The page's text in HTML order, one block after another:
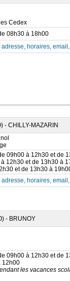
Cedex
08h30 à 18h00
horaires,
- CHILLY-MAZARIN
09h00 à 12h30 et de
12h30 et de 13h30 à
et de 13h30 à
horaires,
- BRUNOY
09h00 à 12h30 et de
12h00
les vacances